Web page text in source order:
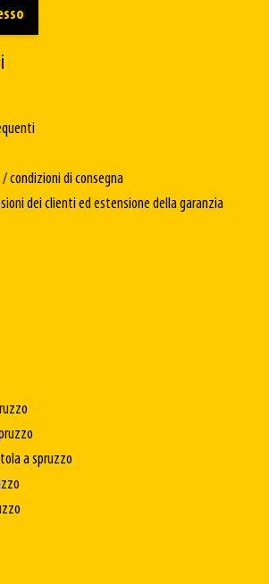
condizioni di consegna
dei clienti ed estensione della garanzia
a spruzzo